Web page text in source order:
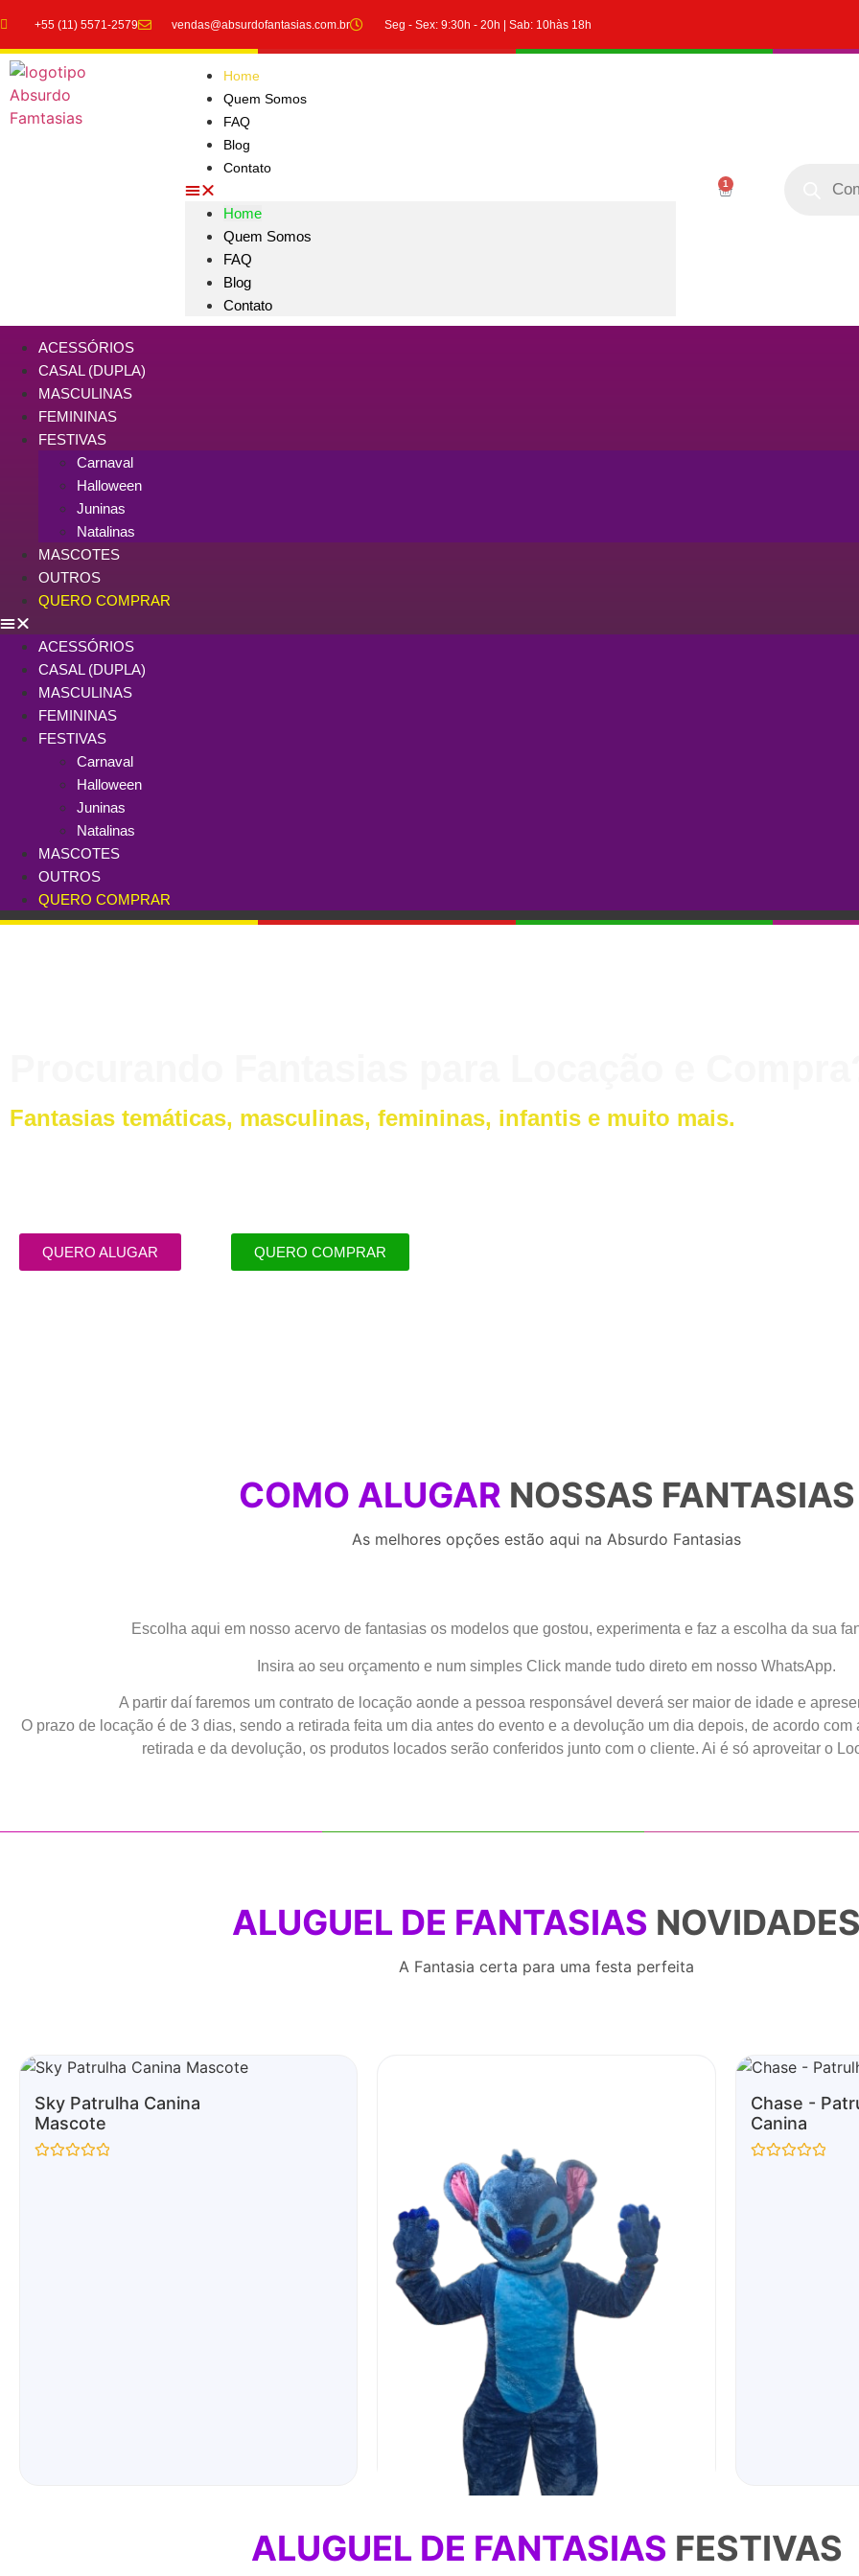
+55 (11) 5571-2579 vendas@absurdofantasias.com.br Seg - Sex: 9:30h - 20h | Sab: 10hàs 18h
Home
Quem Somos
FAQ
Blog
Contato
Home
Quem Somos
FAQ
Blog
Contato
1
ACESSÓRIOS
CASAL (DUPLA)
MASCULINAS
FEMININAS
FESTIVAS
Carnaval
Halloween
Juninas
Natalinas
MASCOTES
OUTROS
QUERO COMPRAR
ACESSÓRIOS
CASAL (DUPLA)
MASCULINAS
FEMININAS
FESTIVAS
Carnaval
Halloween
Juninas
Natalinas
MASCOTES
OUTROS
QUERO COMPRAR
Fantasias temáticas, masculinas, femininas, infantis e muito mais.
QUERO ALUGAR QUERO COMPRAR
COMO ALUGAR NOSSAS FANTASIAS
As melhores opções estão aqui na Absurdo Fantasias
Escolha aqui em nosso acervo de fantasias os modelos que gostou, experimenta e faz a escolha da sua
Insira ao seu orçamento e num simples Click mande tudo direto em nosso WhatsApp.
A partir daí faremos um contrato de locação aonde a pessoa responsável deverá ser maior de idade e
O prazo de locação é de 3 dias, sendo a retirada feita um dia antes do evento e a devolução um dia depois, de acordo
retirada e da devolução, os produtos locados serão conferidos junto com o cliente. Ai é só aproveitar o
ALUGUEL DE FANTASIAS
A Fantasia certa para uma festa perfeita
Sky Patrulha Canina
Mascote
Chase -
Canina
ALUGUEL DE FANTASIAS FESTIVAS